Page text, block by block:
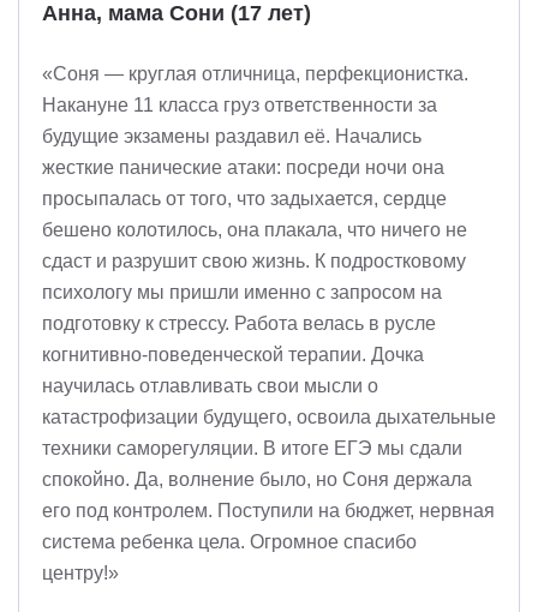
Анна, мама Сони (17 лет)
«Соня — круглая отличница, перфекционистка.
Накануне 11 класса груз ответственности за
будущие экзамены раздавил её. Начались
жесткие панические атаки: посреди ночи она
просыпалась от того, что задыхается, сердце
бешено колотилось, она плакала, что ничего не
сдаст и разрушит свою жизнь. К подростковому
психологу мы пришли именно с запросом на
подготовку к стрессу. Работа велась в русле
когнитивно-поведенческой терапии. Дочка
научилась отлавливать свои мысли о
катастрофизации будущего, освоила дыхательные
техники саморегуляции. В итоге ЕГЭ мы сдали
спокойно. Да, волнение было, но Соня держала
его под контролем. Поступили на бюджет, нервная
система ребенка цела. Огромное спасибо
центру!»